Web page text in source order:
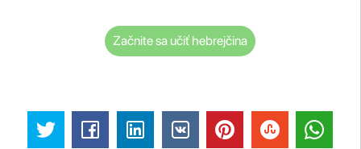
Začnite sa učiť hebrejčina